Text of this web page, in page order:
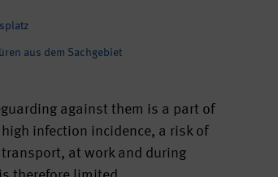
aus dem Sachgebiet
against them is a part of
infection incidence, a risk of
at work and during